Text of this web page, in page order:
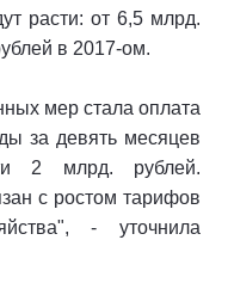
расти: от 6,5 млрд.
в 2017-ом.
мер стала оплата
за девять месяцев
2 млрд. рублей.
с ростом тарифов
- уточнила